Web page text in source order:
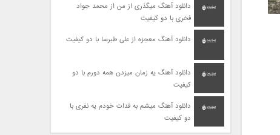
دانلود آهنگ میگذری از من از محمد جواد
فخری با دو کیفیت
دانلود آهنگ معجزه از علی طبرسا با دو کیفیت
دانلود آهنگ یه زمان میزدن همه دورم با دو
کیفیت
دانلود آهنگ میشم به فدات خودم یه نفری با
دو کیفیت